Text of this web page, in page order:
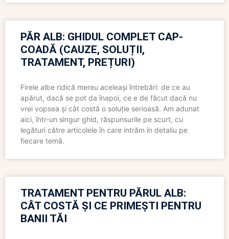
PĂR ALB: GHIDUL COMPLET CAP-
COADĂ (CAUZE, SOLUȚII,
TRATAMENT, PREȚURI)
Firele albe ridică mereu aceleași întrebări: de ce au
apărut, dacă se pot da înapoi, ce e de făcut dacă nu
vrei vopsea și cât costă o soluție serioasă. Am adunat
aici, într-un singur ghid, răspunsurile pe scurt, cu
legături către articolele în care intrăm în detaliu pe
fiecare temă.
TRATAMENT PENTRU PĂRUL ALB:
CÂT COSTĂ ȘI CE PRIMEȘTI PENTRU
BANII TĂI